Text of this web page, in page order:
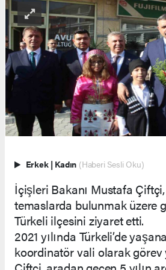
Erkek | Kadın (Haberi Sesli Oku)
İçişleri Bakanı Mustafa
temaslarda bulunmak üzere
Türkeli ilçesini ziyaret etti.
2021 yılında Türkeli’de
koordinatör vali olarak görev